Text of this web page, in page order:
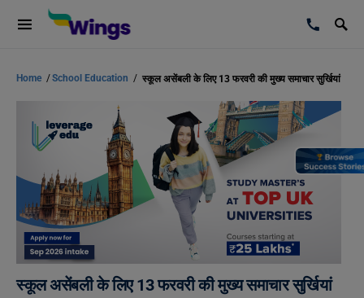
Home /School Education / स्कूल असेंबली के लिए 13 फरवरी की मुख्य समाचार सुर्खियां
स्कूल असेंबली के लिए 13 फरवरी की मुख्य समाचार सुर्खियां